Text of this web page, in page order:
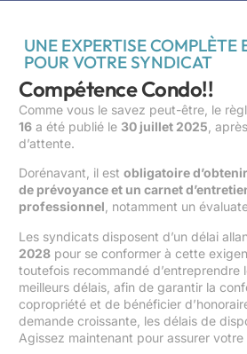
UNE EXPERTISE COMPLÈTE
POUR VOTRE SYNDICAT
Compétence Condo!!
Comme vous le savez peut-être, le
16 a été publié le 30 juillet 2025 ,
d’attente.
Dorénavant, il est obligatoire
de prévoyance et un carnet
professionnel , notamment un
Les syndicats disposent d’un délai
2028 pour se conformer à cette
toutefois recommandé d’entreprendre
meilleurs délais, afin de garantir la
copropriété et de bénéficier
demande croissante, les délais de
Agissez maintenant pour assurer